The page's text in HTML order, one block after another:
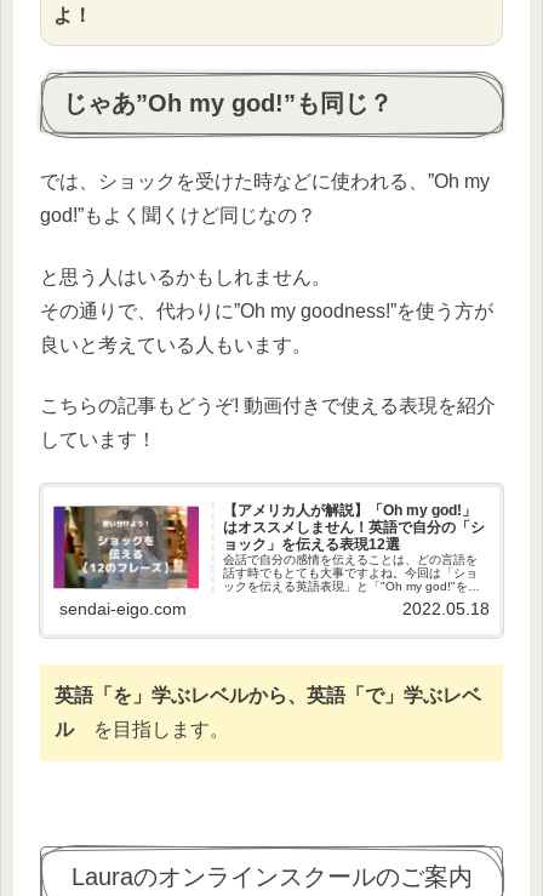
よ！
じゃあ”Oh my god!”も同じ？
では、ショックを受けた時などに使われる、”Oh my
god!”もよく聞くけど同じなの？
と思う人はいるかもしれません。
その通りで、代わりに”Oh my goodness!”を使う方が
良いと考えている人もいます。
こちらの記事もどうぞ! 動画付きで使える表現を紹介
しています！
【アメリカ人が解説】「Oh my god!」
はオススメしません！英語で自分の「シ
ョック」を伝える表現12選
会話で自分の感情を伝えることは、どの言語を
話す時でもとても大事ですよね。今回は「ショ
ックを伝える英語表現」と「"Oh my god!"を使
【１２通り】「ショックを受けた」状態を表現
sendai-eigo.com 2022.05.18
英語「を」学ぶレベルから、英語「で」学ぶレベ
ルを目指します。
Lauraのオンラインスクールのご案内